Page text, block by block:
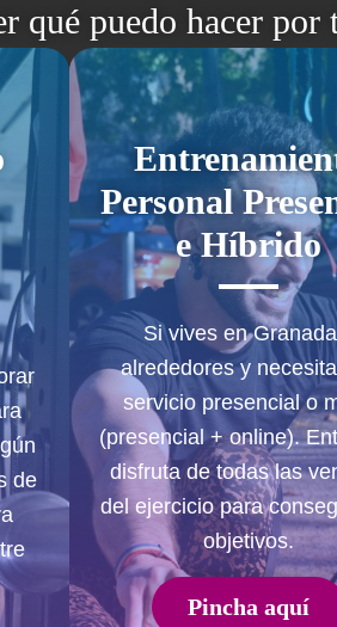
qué puedo hacer por
de
Personal
e Híbrido
Si vives en
alrededores y
servicio presencial o
(presencial + online).
disfruta de todas las
del ejercicio para
objetivos.
Pincha aquí